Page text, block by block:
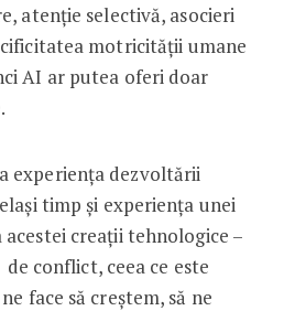
atenție selectivă, asocieri
motricității umane
AI ar putea oferi doar
experiența dezvoltării
timp și experiența unei
creații tehnologice –
conflict, ceea ce este
face să creștem, să ne